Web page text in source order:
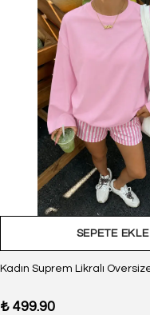
SEPETE EKLE
₺ 499.90